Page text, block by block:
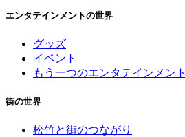
エンタテインメントの世界
グッズ
イベント
もう一つのエンタテインメント
街の世界
松竹と街のつながり